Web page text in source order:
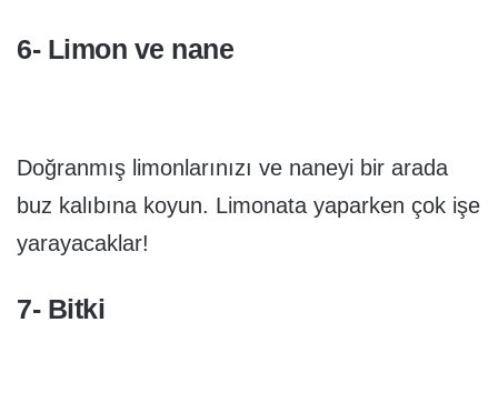
6- Limon ve nane
Doğranmış limonlarınızı ve naneyi bir arada
buz kalıbına koyun. Limonata yaparken çok işe
yarayacaklar!
7- Bitki